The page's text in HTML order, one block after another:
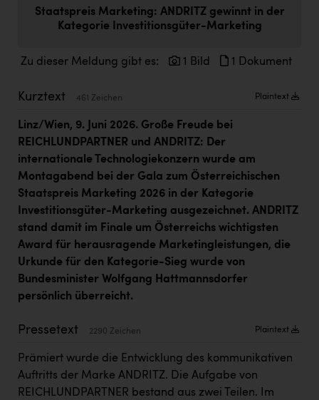
Doppler Gruppe
everfield
Firmenradl
Fristads Austria
HIG Infomotion Group
IFE Austria GmbH
Immotech
INTERSPAR
INTERSPORT Austria
Jesolo
Jane Goodall Institute Austria
Kärcher
Karin Liedl
KEBA
Staatspreis Marketing: ANDRITZ gewinnt in der
Kategorie Investitionsgüter-Marketing
Zu dieser Meldung gibt es: 1 Bild 1 Dokument
Kurztext 461 Zeichen Plaintext
Linz/Wien, 9. Juni 2026. Große Freude bei
REICHLUNDPARTNER und ANDRITZ: Der
internationale Technologiekonzern wurde am
Montagabend bei der Gala zum Österreichischen
Staatspreis Marketing 2026 in der Kategorie
Investitionsgüter-Marketing ausgezeichnet. ANDRITZ
stand damit im Finale um Österreichs wichtigsten
Award für herausragende Marketingleistungen, die
Urkunde für den Kategorie-Sieg wurde von
Bundesminister Wolfgang Hattmannsdorfer
persönlich überreicht.
Pressetext 2290 Zeichen Plaintext
Prämiert wurde die Entwicklung des kommunikativen
Auftritts der Marke ANDRITZ. Die Aufgabe von
REICHLUNDPARTNER bestand aus zwei Teilen. Im